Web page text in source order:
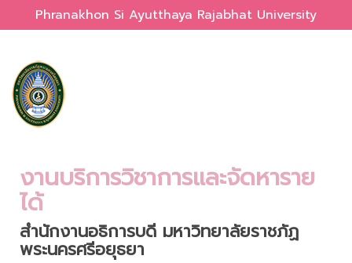
Phranakhon Si Ayutthaya Rajabhat University
งานบริการวิชาการและจัดหาราย
ได้
สำนักงานอธิการบดี มหาวิทยาลัยราชภัฏ
พระนครศรีอยุธยา